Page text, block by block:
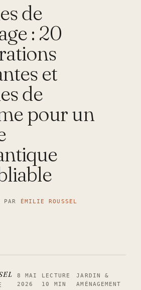
de
: 20
et
de
pour un
PAR ÉMILIE ROUSSEL
8 MAI
2026
LECTURE
10 MIN
JARDIN &
AMÉNAGEMENT